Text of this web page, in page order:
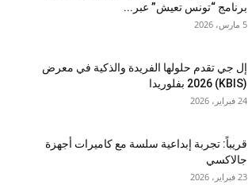
برنامج “تونس تعيش” عبر...
5 مارس، 2026
إل جي تقدم حلولها الفريدة والذكية في معرض
(KBIS) 2026 بفلوريدا
24 فبراير، 2026
قريباً: تجربة إبداعية سلسة مع كاميرات أجهزة
جالاكسي
23 فبراير، 2026